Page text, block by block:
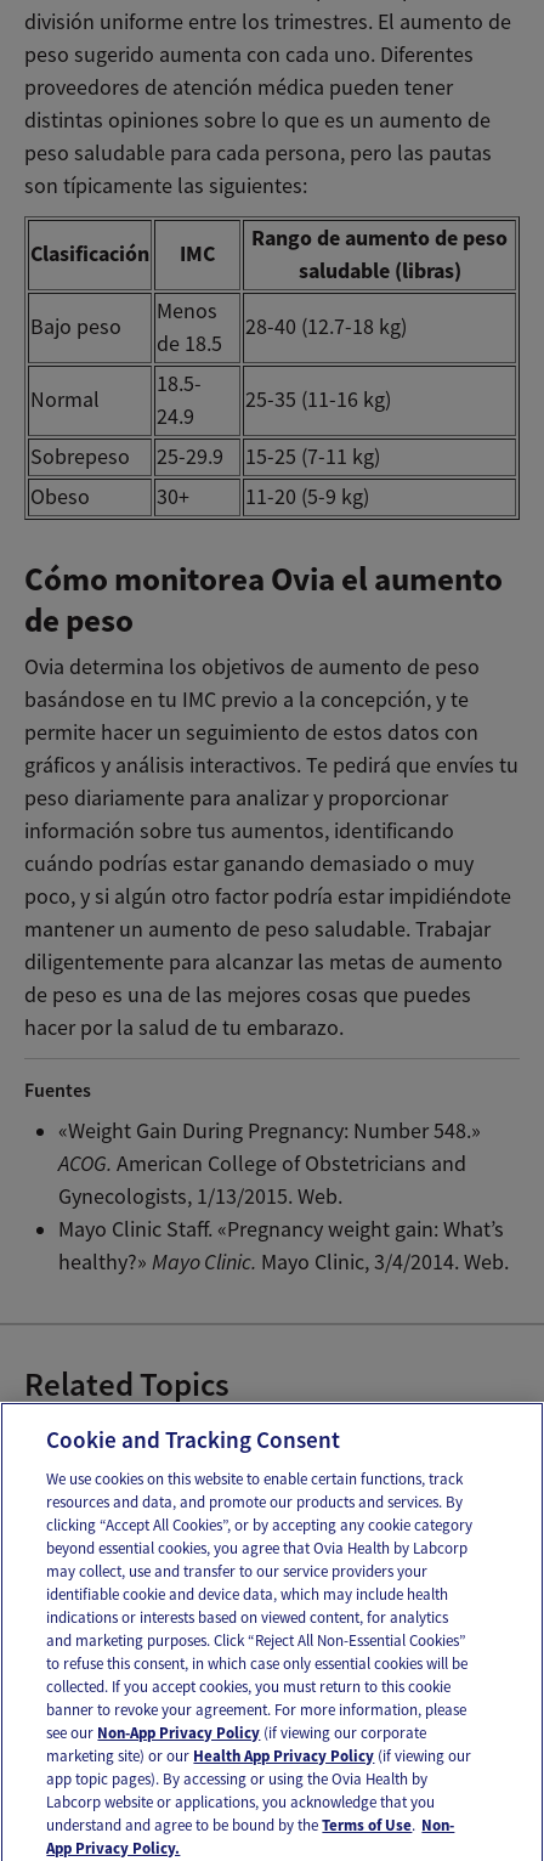
división uniforme entre los trimestres. El aumento de
peso sugerido aumenta con cada uno. Diferentes
proveedores de atención médica pueden tener
distintas opiniones sobre lo que es un aumento de
peso saludable para cada persona, pero las pautas
son típicamente las siguientes:
Clasificación IMC
Rango de aumento de peso
saludable (libras)
Bajo peso
Menos
de 18.5
28-40 (12.7-18 kg)
Normal
18.5-
24.9
25-35 (11-16 kg)
Sobrepeso 25-29.9
15-25 (7-11 kg)
Obeso
30+ 11-20 (5-9 kg)
Cómo monitorea Ovia el aumento
de peso
Ovia determina los objetivos de aumento de peso
basándose en tu IMC previo a la concepción, y te
permite hacer un seguimiento de estos datos con
gráficos y análisis interactivos. Te pedirá que envíes tu
peso diariamente para analizar y proporcionar
información sobre tus aumentos, identificando
cuándo podrías estar ganando demasiado o muy
poco, y si algún otro factor podría estar impidiéndote
mantener un aumento de peso saludable. Trabajar
diligentemente para alcanzar las metas de aumento
de peso es una de las mejores cosas que puedes
hacer por la salud de tu embarazo.
Fuentes
«Weight Gain During Pregnancy: Number 548.»
ACOG. American College of Obstetricians and
Gynecologists, 1/13/2015. Web.
Mayo Clinic Staff. «Pregnancy weight gain: What’s
healthy?»Mayo Clinic. Mayo Clinic, 3/4/2014. Web.
Related Topics
Aumento de peso durante el embarazo
Email Text
OUR APPS
FOLLOW US
Cookie and Tracking Consent
We use cookies on this website to enable certain functions, track
resources and data, and promote our products and services. By
clicking “Accept All Cookies”, or by accepting any cookie category
beyond essential cookies, you agree that Ovia Health by Labcorp
may collect, use and transfer to our service providers your
identifiable cookie and device data, which may include health
indications or interests based on viewed content, for analytics
and marketing purposes. Click “Reject All Non-Essential Cookies”
to refuse this consent, in which case only essential cookies will be
collected. If you accept cookies, you must return to this cookie
banner to revoke your agreement. For more information, please
see our Non-App Privacy Policy (if viewing our corporate
marketing site) or our Health App Privacy Policy (if viewing our
app topic pages). By accessing or using the Ovia Health by
Labcorp website or applications, you acknowledge that you
understand and agree to be bound by theTerms of Use. Non-
App Privacy Policy.